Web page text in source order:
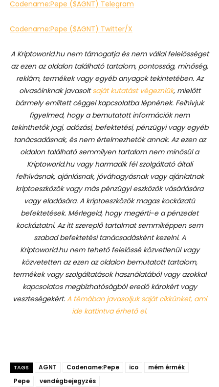
Codename:Pepe ($AGNT) Telegram
Codename:Pepe ($AGNT) Twitter/X
A Kriptoworld.hu nem támogatja és nem vállal felelősséget
az ezen az oldalon található tartalom, pontosság, minőség,
reklám, termékek vagy egyéb anyagok tekintetében. Az
olvasóinknak javasoltsaját kutatást végezniük, mielőtt
bármely említett céggel kapcsolatba lépnének. Felhívjuk
figyelmed, hogy a bemutatott információk nem
tekinthetők jogi, adózási, befektetési, pénzügyi vagy egyéb
tanácsadásnak, és nem értelmezhetők annak. Az ezen az
oldalon található semmilyen tartalom nem minősül a
Kriptoworld.hu vagy harmadik fél szolgáltató általi
felhívásnak, ajánlásnak, jóváhagyásnak vagy ajánlatnak
kriptoeszközök vagy más pénzügyi eszközök vásárlására
vagy eladására. A kriptoeszközök magas kockázatú
befektetések. Mérlegeld, hogy megérti-e a pénzedet
kockáztatni. Az itt szereplő tartalmat semmiképpen sem
szabad befektetési tanácsadásként kezelni. A
Kriptoworld.hu nem tehető felelőssé közvetlenül vagy
közvetetten az ezen az oldalon bemutatott tartalom,
termékek vagy szolgáltatások használatából vagy azokkal
kapcsolatos megbízhatóságból eredő károkért vagy
veszteségekért. A témában javasoljuk saját cikkünket, ami
ide kattintva érhető el.
TAGS AGNT Codename:Pepe ico
mém érmék
Pepe
vendégbejegyzés